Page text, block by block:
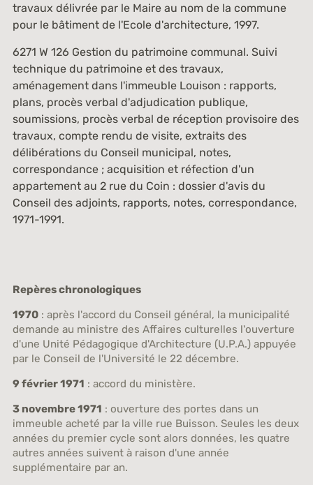
travaux délivrée par le Maire au nom de la commune
pour le bâtiment de l'Ecole d'architecture, 1997.
6271 W 126 Gestion du patrimoine communal. Suivi
technique du patrimoine et des travaux,
aménagement dans l'immeuble Louison : rapports,
plans, procès verbal d'adjudication publique,
soumissions, procès verbal de réception provisoire des
travaux, compte rendu de visite, extraits des
délibérations du Conseil municipal, notes,
correspondance ; acquisition et réfection d'un
appartement au 2 rue du Coin : dossier d'avis du
Conseil des adjoints, rapports, notes, correspondance,
1971-1991.
Repères chronologiques
1970: après l'accord du Conseil général, la municipalité
demande au ministre des Affaires culturelles l'ouverture
d'une Unité Pédagogique d'Architecture (U.P.A.) appuyée
par le Conseil de l'Université le 22 décembre.
9 février 1971 : accord du ministère.
3 novembre 1971 : ouverture des portes dans un
immeuble acheté par la ville rue Buisson. Seules les deux
années du premier cycle sont alors données, les quatre
autres années suivent à raison d'une année
supplémentaire par an.